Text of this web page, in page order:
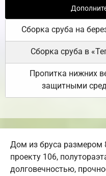
Сборка сруба на
Сборка сруба в
Пропитка нижних
защитными
Дом из бруса размером
проекту 106,
долговечностью,